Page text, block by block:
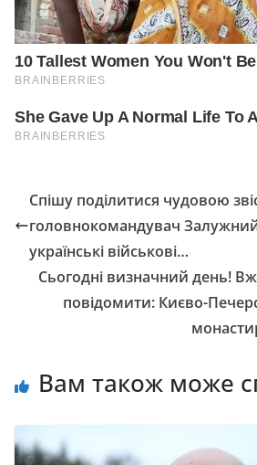
Спішу поділитися чудовою
головнокомандувач
українські військові…
Сьогодні визначний день!
повідомити: Києво-
Вам також може